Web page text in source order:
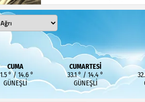
MEHMET KOÇ
DOĞUBAYAZIT ASLINDA
MERKEZİDİR
CUMA
° / 14.6 °
GÜNEŞLI
CUMARTESI
33.1 ° / 14.4 °
GÜNEŞLI